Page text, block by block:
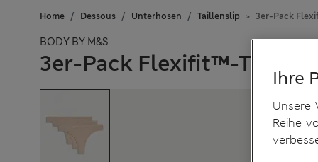
Home Dessous Unterhosen Taillenslip 3er-Pack
BODY BY M&S
3er-Pack Flexifit™-Tangas
Ihre
Unsere
Reihe